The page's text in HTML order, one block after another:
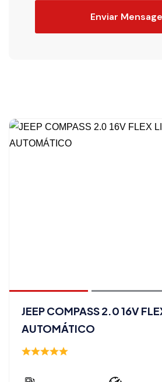
Enviar
JEEP COMPASS 2.0 16V
AUTOMÁTICO